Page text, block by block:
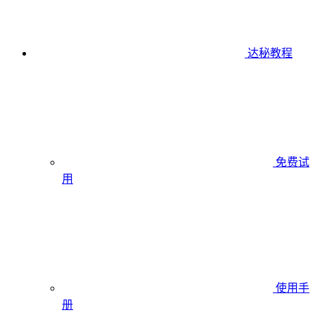
达秘教程
免费试
用
使用手
册